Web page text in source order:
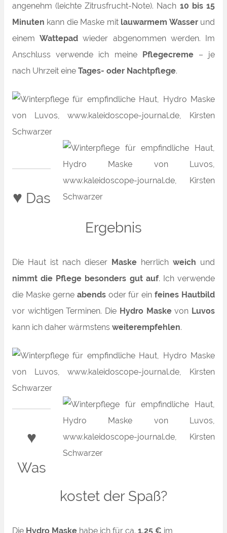
angenehm (leichte Zitrusfrucht-Note). Nach 10 bis 15
Minuten kann die Maske mit lauwarmem Wasserund
einemWattepad wieder abgenommen werden. Im
Anschluss verwende ich meine Pflegecreme– je
nach Uhrzeit eine Tages- oder Nachtpflege.
♥ Das
Ergebnis
Die Haut ist nach dieser Maske herrlich weich und
nimmt die Pflege besonders gut auf. Ich verwende
die Maske gerne abendsoder für einfeines Hautbild
vor wichtigen Terminen. Die Hydro Maskevon Luvos
kann ich daher wärmstens weiterempfehlen.
♥
Was
kostet der Spaß?
Die Hydro Maske habe ich für ca. 1,25 € im